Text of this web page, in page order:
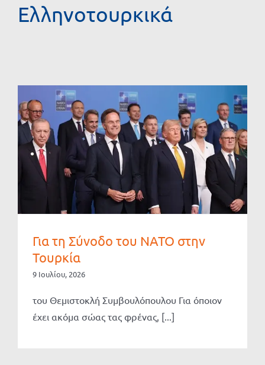
Ελληνοτουρκικά
Για τη Σύνοδο του ΝΑΤΟ στην
Τουρκία
9 Ιουλίου, 2026
του Θεμιστοκλή Συμβουλόπουλου Για όποιον
έχει ακόμα σώας τας φρένας, [...]